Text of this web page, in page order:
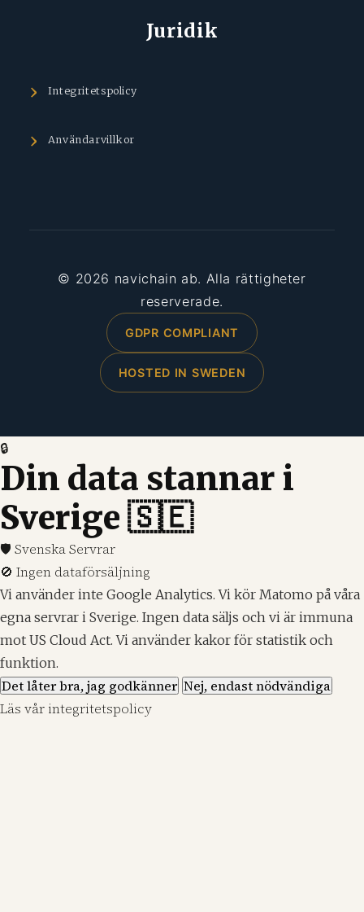
Juridik
Integritetspolicy
Användarvillkor
© 2026 navichain ab. Alla rättigheter
reserverade.
GDPR COMPLIANT
HOSTED IN SWEDEN
🔒
Din data stannar i
Sverige 🇸🇪
🛡️ Svenska Servrar
🚫 Ingen dataförsäljning
Vi använder inte Google Analytics. Vi kör Matomo på våra
egna servrar i Sverige. Ingen data säljs och vi är immuna
mot US Cloud Act. Vi använder kakor för statistik och
funktion.
Det låter bra, jag godkänner Nej, endast nödvändiga
Läs vår integritetspolicy